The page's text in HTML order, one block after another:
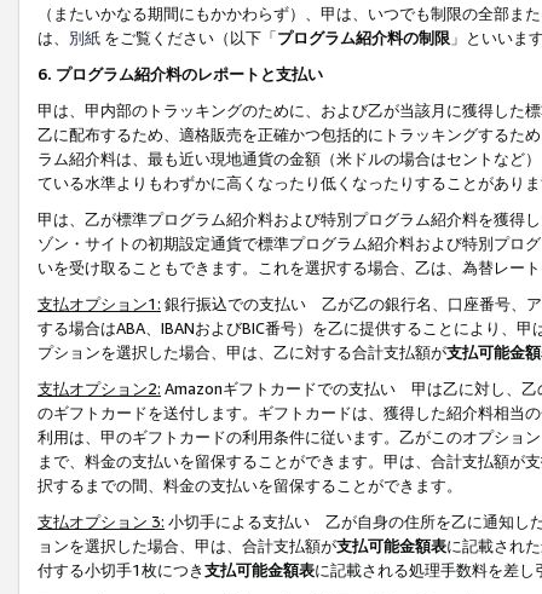
（またいかなる期間にもかかわらず）、甲は、いつでも制限の全部
は、 別紙 をご覧ください（以下「プログラム紹介料の制限 」といいま
6. プログラム紹介料のレポートと支払い
甲は、甲内部のトラッキングのために、および乙が当該月に獲得した
乙に配布するため、適格販売を正確かつ包括的にトラッキングするた
ラム紹介料は、最も近い現地通貨の金額（米ドルの場合はセントなど
ている水準よりもわずかに高くなったり低くなったりすることがあり
甲は、乙が標準プログラム紹介料および特別プログラム紹介料を獲得
ゾン・サイトの初期設定通貨で標準プログラム紹介料および特別プロ
いを受け取ることもできます。これを選択する場合、乙は、為替レー
支払オプション1: 銀行振込での支払い 乙が乙の銀行名、口座番号、
する場合はABA、IBANおよびBIC番号）を乙に提供することにより、
プションを選択した場合、甲は、乙に対する合計支払額が支払可能金
支払オプション2: Amazonギフトカードでの支払い 甲は乙に対し、乙
のギフトカードを送付します。ギフトカードは、獲得した紹介料相当
利用は、甲のギフトカードの利用条件に従います。乙がこのオプショ
まで、料金の支払いを留保することができます。甲は、合計支払額が
択するまでの間、料金の支払いを留保することができます。
支払オプション 3: 小切手による支払い 乙が自身の住所を乙に通知し
ョンを選択した場合、甲は、合計支払額が支払可能金額表に記載され
付する小切手1枚につき支払可能金額表に記載される処理手数料を差し